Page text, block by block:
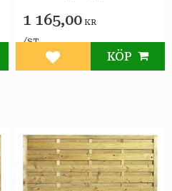
1 165,00 KR
/ST
Lägg till i favoriter
KÖP